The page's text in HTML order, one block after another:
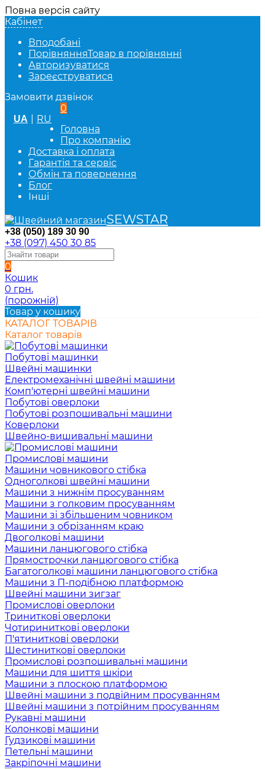
Повна версія сайту
Кабінет
Вподобані
ПорівнянняТовар в порівнянні
Авторизуватися
Зареєструватися
Замовити дзвінок
UA RU
0
Головна
Про компанію
Доставка і оплата
Гарантія та сервіс
Обмін та повернення
Блог
Інші
SEWSTAR
+38 (050) 189 30 90
+38 (097) 450 30 85
0
Кошик
0 грн.
(порожній)
Товар у кошику
КАТАЛОГ ТОВАРІВ
Каталог товарів
Побутові машинки
Швейні машинки
Електромеханічні швейні машини
Комп'ютерні швейні машини
Побутові оверлоки
Побутові розпошивальні машини
Коверлоки
Швейно-вишивальні машини
Промислові машини
Машини човникового стібка
Одноголкові швейні машини
Машини з нижнім просуванням
Машини з голковим просуванням
Машини зі збільшеним човником
Машини з обрізанням краю
Двоголкові машини
Машини ланцюгового стібка
Прямострочки ланцюгового стібка
Багатоголкові машини ланцюгового стібка
Машини з П-подібною платформою
Швейні машини зигзаг
Промислові оверлоки
Триниткові оверлоки
Чотириниткові оверлоки
П'ятиниткові оверлоки
Шестиниткові оверлоки
Промислові розпошивальні машини
Машини для шиття шкіри
Машини з плоскою платформою
Швейні машини з подвійним просуванням
Швейні машини з потрійним просуванням
Рукавні машини
Колонкові машини
Гудзикові машини
Петельні машини
Закріпочні машини